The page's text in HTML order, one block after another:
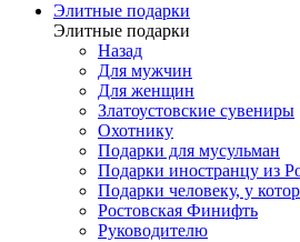
Элитные подарки
Элитные подарки
Назад
Для мужчин
Для женщин
Златоустовские сувениры
Охотнику
Подарки для мусульман
Подарки иностранцу из
Подарки человеку, у
Ростовская Финифть
Руководителю